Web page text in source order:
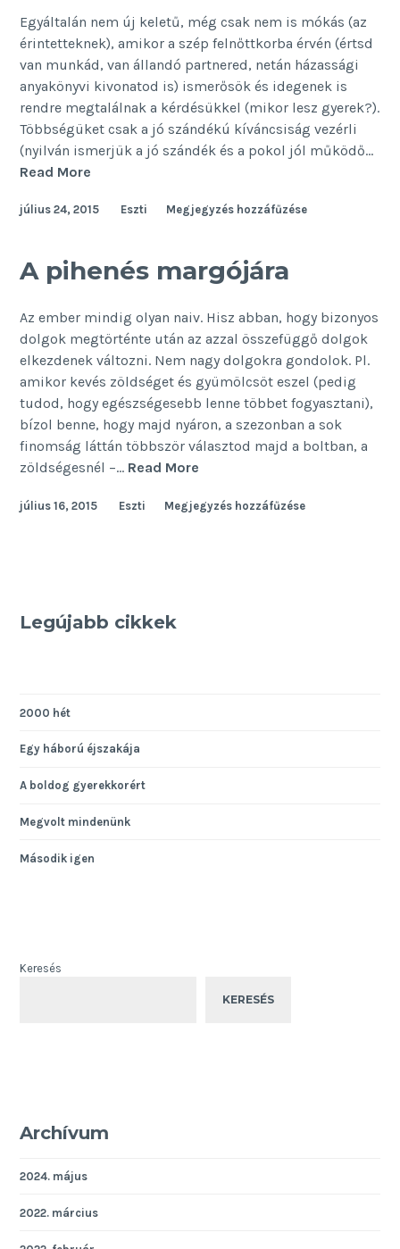
Egyáltalán nem új keletű, még csak nem is mókás (az
érintetteknek), amikor a szép felnőttkorba érvén (értsd
van munkád, van állandó partnered, netán házassági
anyakönyvi kivonatod is) ismerősök és idegenek is
rendre megtalálnak a kérdésükkel (mikor lesz gyerek?).
Többségüket csak a jó szándékú kíváncsiság vezérli
(nyilván ismerjük a jó szándék és a pokol jól működő…
Read More
kérdések
július 24, 2015 Eszti Megjegyzés hozzáfűzése
A pihenés margójára
Az ember mindig olyan naiv. Hisz abban, hogy bizonyos
dolgok megtörténte után az azzal összefüggő dolgok
elkezdenek változni. Nem nagy dolgokra gondolok. Pl.
amikor kevés zöldséget és gyümölcsöt eszel (pedig
tudod, hogy egészségesebb lenne többet fogyasztani),
bízol benne, hogy majd nyáron, a szezonban a sok
finomság láttán többször választod majd a boltban, a
zöldségesnél –… Read More
margójára
július 16, 2015 Eszti Megjegyzés hozzáfűzése
Legújabb cikkek
2000 hét
Egy háború éjszakája
A boldog gyerekkorért
Megvolt mindenünk
Második igen
Keresés
KERESÉS
Archívum
2024. május
2022. március